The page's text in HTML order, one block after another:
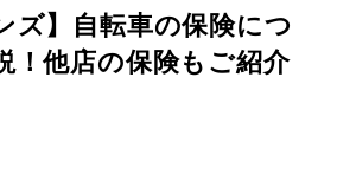
ズ】自転車の保険につ
！他店の保険もご紹介